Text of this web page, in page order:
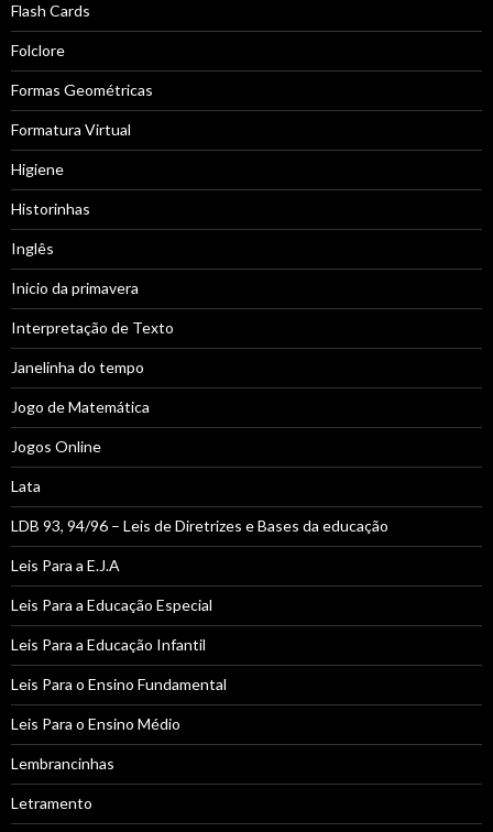
Flash Cards
Folclore
Formas Geométricas
Formatura Virtual
Higiene
Historinhas
Inglês
Inicio da primavera
Interpretação de Texto
Janelinha do tempo
Jogo de Matemática
Jogos Online
Lata
LDB 93, 94/96 – Leis de Diretrizes e Bases da educação
Leis Para a E.J.A
Leis Para a Educação Especial
Leis Para a Educação Infantil
Leis Para o Ensino Fundamental
Leis Para o Ensino Médio
Lembrancinhas
Letramento